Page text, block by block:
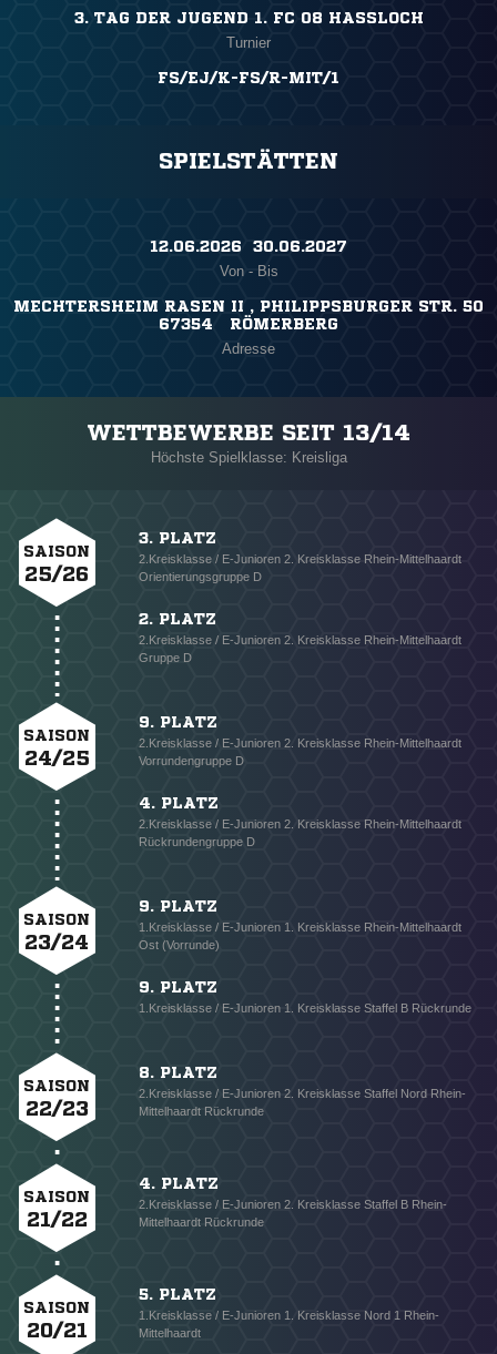
3. TAG DER JUGEND 1. FC 08 HASSLOCH
Turnier
FS/EJ/K-FS/R-MIT/1
SPIELSTÄTTEN
12.06.2026 ​ 30.06.2027
Von - Bis
MECHTERSHEIM RASEN II , PHILIPPSBURGER STR. 50
67354 RÖMERBERG
Adresse
WETTBEWERBE SEIT 13/14
Höchste Spielklasse: Kreisliga
SAISON
25/26
3. PLATZ
2.Kreisklasse / E-Junioren 2. Kreisklasse Rhein-Mittelhaardt
Orientierungsgruppe D
2. PLATZ
2.Kreisklasse / E-Junioren 2. Kreisklasse Rhein-Mittelhaardt
Gruppe D
SAISON
24/25
9. PLATZ
2.Kreisklasse / E-Junioren 2. Kreisklasse Rhein-Mittelhaardt
Vorrundengruppe D
4. PLATZ
2.Kreisklasse / E-Junioren 2. Kreisklasse Rhein-Mittelhaardt
Rückrundengruppe D
SAISON
23/24
9. PLATZ
1.Kreisklasse / E-Junioren 1. Kreisklasse Rhein-Mittelhaardt
Ost (Vorrunde)
9. PLATZ
1.Kreisklasse / E-Junioren 1. Kreisklasse Staffel B Rückrunde
SAISON
22/23
8. PLATZ
2.Kreisklasse / E-Junioren 2. Kreisklasse Staffel Nord Rhein-
Mittelhaardt Rückrunde
SAISON
21/22
4. PLATZ
2.Kreisklasse / E-Junioren 2. Kreisklasse Staffel B Rhein-
Mittelhaardt Rückrunde
SAISON
20/21
5. PLATZ
1.Kreisklasse / E-Junioren 1. Kreisklasse Nord 1 Rhein-
Mittelhaardt